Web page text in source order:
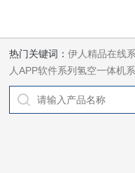
热门关键词：伊人精品在线
人APP软件系列氢空一体机
机系列，气体净化器系列，
仪器，代理南韩SitekPH/离